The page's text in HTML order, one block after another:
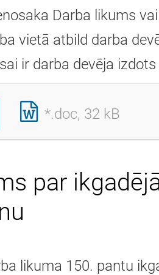
Darba likums
vietā atbild darba
ir darba devēja
*.doc, 32 kB
par
likuma 150. pantu